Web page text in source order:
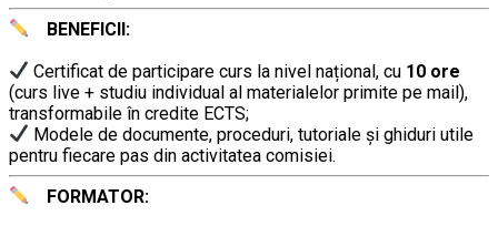
BENEFICII:
Certificat de participare curs la nivel național, cu 10 ore
(curs live + studiu individual al materialelor primite pe mail),
transformabile în credite ECTS;
Modele de documente, proceduri, tutoriale și ghiduri utile
pentru fiecare pas din activitatea comisiei.
FORMATOR: